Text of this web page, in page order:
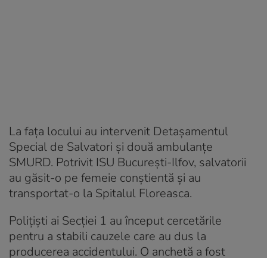
La fața locului au intervenit Detașamentul
Special de Salvatori și două ambulanțe
SMURD. Potrivit ISU București-Ilfov, salvatorii
au găsit-o pe femeie conștientă și au
transportat-o la Spitalul Floreasca.
Polițiști ai Secției 1 au început cercetările
pentru a stabili cauzele care au dus la
producerea accidentului. O anchetă a fost